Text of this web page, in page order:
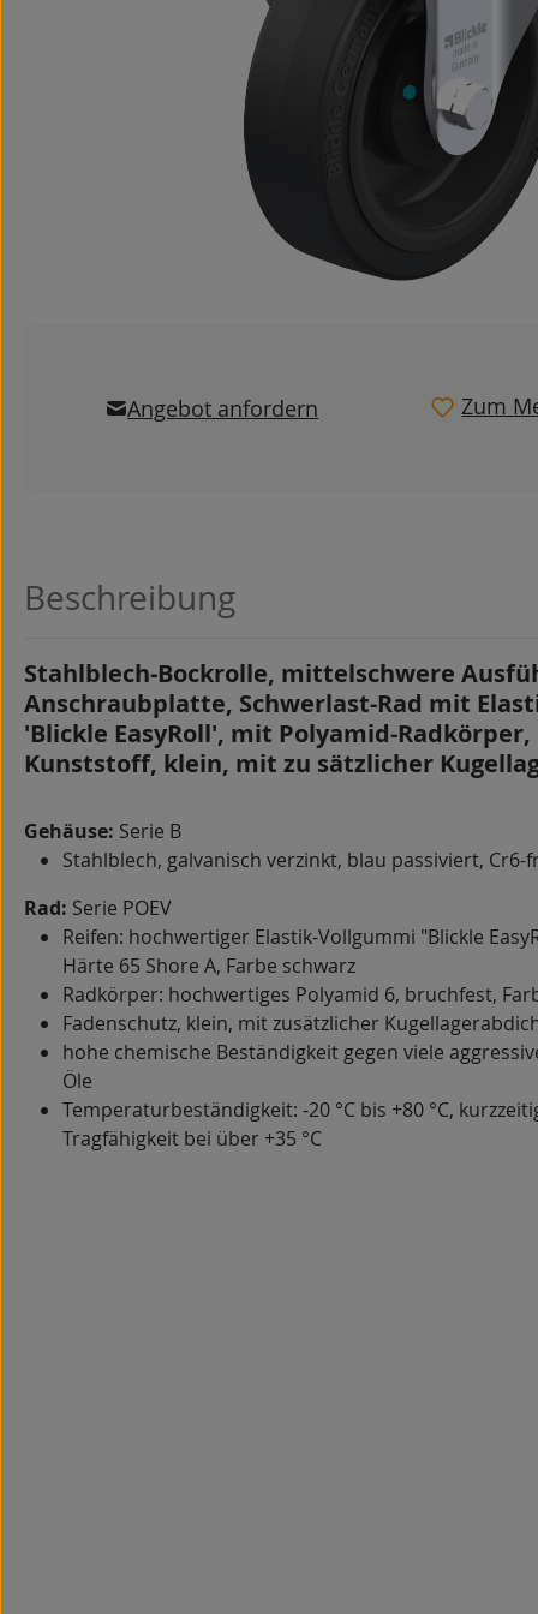
Angebot anfordern Zum
Beschreibung
Stahlblech-Bockrolle, mittelschwere
Anschraubplatte, Schwerlast-Rad mit
'Blickle EasyRoll', mit Polyamid-
Kunststoff, klein, mit zu sätzlicher
Gehäuse: Serie B
Stahlblech, galvanisch verzinkt, blau passiviert, Cr6-
Rad: Serie POEV
Reifen: hochwertiger Elastik-Vollgummi "Blickle
Härte 65 Shore A, Farbe schwarz
Radkörper: hochwertiges Polyamid 6, bruchfest,
Fadenschutz, klein, mit zusätzlicher
hohe chemische Beständigkeit gegen viele
Öle
Temperaturbeständigkeit: -20 °C bis +80 °C,
Tragfähigkeit bei über +35 °C